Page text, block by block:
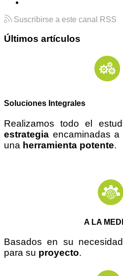
Suscribirse a este canal RSS
Últimos artículos
Soluciones Integrales
Realizamos todo el
estrategia encaminadas
una herramienta potente.
A LA
Basados en su necesidad
para su proyecto.